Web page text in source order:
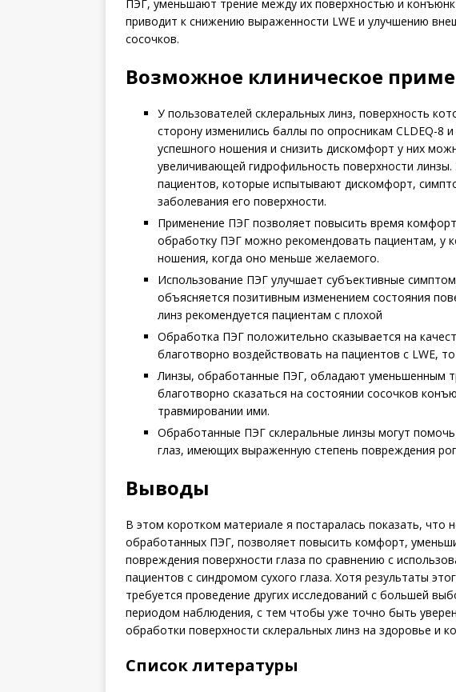
ПЭГ, уменьшают трение между их поверхностью и
приводит к снижению выраженности LWE и улучшению
сосочков.
Возможное клиническое
У пользователей склеральных линз, поверхность
сторону изменились баллы по опросникам CLDEQ-8
успешного ношения и снизить дискомфорт у них
увеличивающей гидрофильность поверхности
пациентов, которые испытывают дискомфорт,
заболевания его поверхности.
Применение ПЭГ позволяет повысить время
обработку ПЭГ можно рекомендовать пациентам, у
ношения, когда оно меньше желаемого.
Использование ПЭГ улучшает субъективные
объясняется позитивным изменением состояния
линз рекомендуется пациентам с плохой
Обработка ПЭГ положительно сказывается на
благотворно воздействовать на пациентов с LWE,
Линзы, обработанные ПЭГ, обладают уменьшенным
благотворно сказаться на состоянии сосочков
травмировании ими.
Обработанные ПЭГ склеральные линзы могут
глаз, имеющих выраженную степень повреждения
Выводы
В этом коротком материале я постаралась показать, что
обработанных ПЭГ, позволяет повысить комфорт,
повреждения поверхности глаза по сравнению с
пациентов с синдромом сухого глаза. Хотя результаты
требуется проведение других исследований с большей
периодом наблюдения, с тем чтобы уже точно быть
обработки поверхности склеральных линз на здоровье и
Список литературы